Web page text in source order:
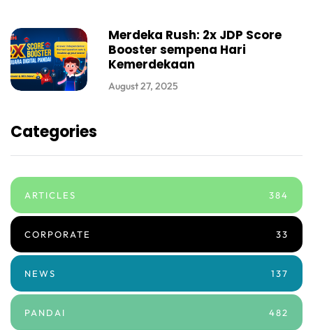
Merdeka Rush: 2x JDP Score
Booster sempena Hari
Kemerdekaan
August 27, 2025
Categories
ARTICLES 384
CORPORATE 33
NEWS 137
PANDAI 482